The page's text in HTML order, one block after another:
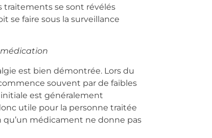
traitements se sont révélés
se faire sous la surveillance
médication
est bien démontrée. Lors du
souvent par de faibles
est généralement
utile pour la personne traitée
qu’un médicament ne donne pas